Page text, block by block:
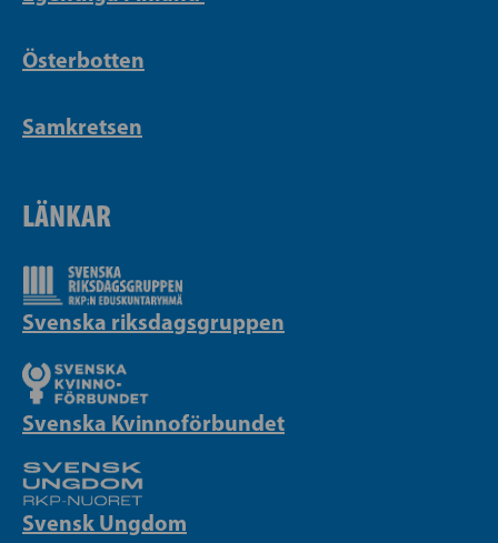
Österbotten
Samkretsen
LÄNKAR
Svenska riksdagsgruppen
Svenska Kvinnoförbundet
Svensk Ungdom